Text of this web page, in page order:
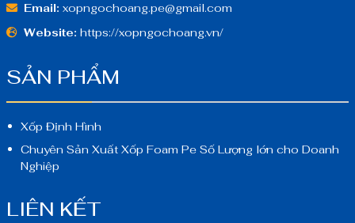
Email: xopngochoang.pe@gmail.com
Website: https://xopngochoang.vn/
SẢN PHẨM
Xốp Định Hình
Chuyên Sản Xuất Xốp Foam Pe Số Lượng lớn cho Doanh
Nghiệp
LIÊN KẾT